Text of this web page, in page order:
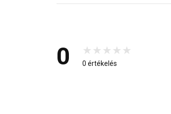
0 0 értékelés